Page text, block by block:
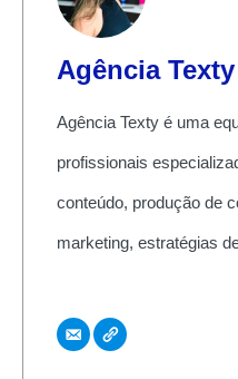
Agência Texty
Agência Texty é uma
profissionais
conteúdo, produção de
marketing, estratégias